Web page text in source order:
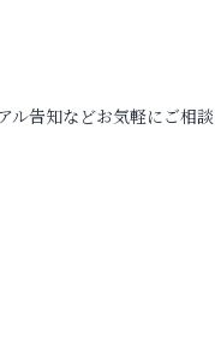
ル告知などお気軽にご相